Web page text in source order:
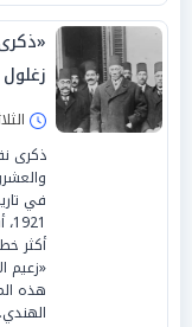
الثلاثاء 23/
ذكرى
في
أكثر
«زعيم
هذه
الهندي.